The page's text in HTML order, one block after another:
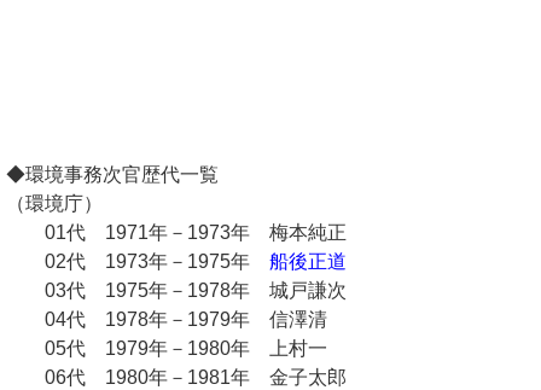
◆環境事務次官歴代一覧
（環境庁）
01代 1971年－1973年 梅本純正
02代 1973年－1975年 船後正道
03代 1975年－1978年 城戸謙次
04代 1978年－1979年 信澤清
05代 1979年－1980年 上村一
06代 1980年－1981年 金子太郎